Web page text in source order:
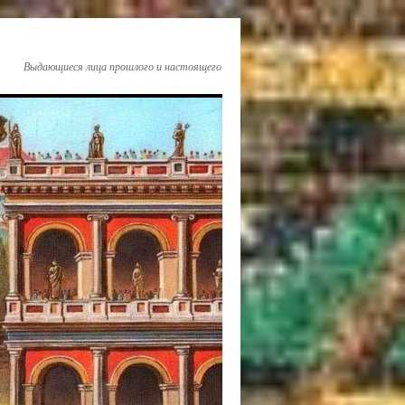
Выдающиеся лица прошлого и настоящего